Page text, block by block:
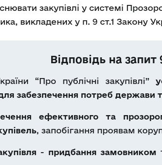
закупівлі у системі
викладених у п. 9 ст.1 Закону
Відповідь на запит
“Про публічні закупівлі”
забезпечення потреб держави
ефективного та
, запобігання проявам
- придбання замовником